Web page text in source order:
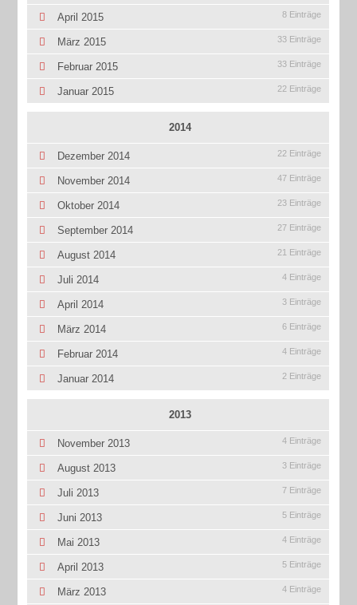
April 2015 8 Einträge
März 2015 33 Einträge
Februar 2015 33 Einträge
Januar 2015 22 Einträge
2014
Dezember 2014 22 Einträge
November 2014 47 Einträge
Oktober 2014 23 Einträge
September 2014 27 Einträge
August 2014 21 Einträge
Juli 2014 4 Einträge
April 2014 3 Einträge
März 2014 6 Einträge
Februar 2014 4 Einträge
Januar 2014 2 Einträge
2013
November 2013 4 Einträge
August 2013 3 Einträge
Juli 2013 7 Einträge
Juni 2013 5 Einträge
Mai 2013 4 Einträge
April 2013 5 Einträge
März 2013 4 Einträge